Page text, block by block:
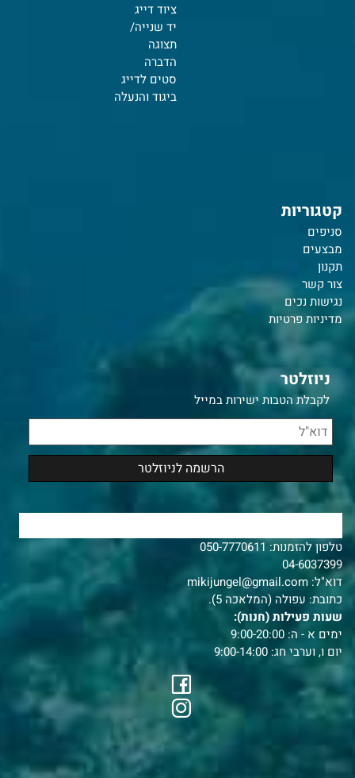
ציוד דייג
יד שנייה/
תצוגה
הדברה
סטים לדייג
ביגוד והנעלה
קטגוריות
סניפים
מבצעים
תקנון
צור קשר
נגישות נכים
מדיניות פרטיות
ניוזלטר
לקבלת הטבות ישירות במייל
טלפון להזמנות:050-7770611
04-6037399
דוא"ל: mikijungel@gmail.com
כתובת: עפולה (המלאכה 5).
שעות פעילות (חנות):
ימים א - ה: 9:00-20:00
יום ו, וערבי חג: 9:00-14:00